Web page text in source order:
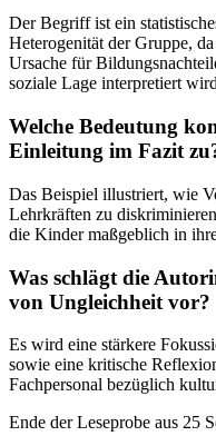
Der Begriff ist ein
Heterogenität der Gruppe,
Ursache für
soziale Lage interpretiert
Welche Bedeutung
Einleitung im Fazit
Das Beispiel illustriert, wie
Lehrkräften zu
die Kinder maßgeblich in
Was schlägt die
von Ungleichheit vor?
Es wird eine stärkere
sowie eine kritische
Fachpersonal bezüglich
Ende der Leseprobe aus 25